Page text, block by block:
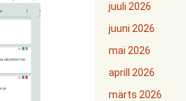
juuli 2026
juuni 2026
mai 2026
aprill 2026
märts 2026